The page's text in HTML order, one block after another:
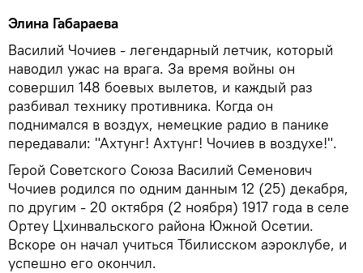
Элина Габараева
Василий Чочиев - легендарный летчик, который
наводил ужас на врага. За время войны он
совершил 148 боевых вылетов, и каждый раз
разбивал технику противника. Когда он
поднимался в воздух, немецкие радио в панике
передавали: "Ахтунг! Ахтунг! Чочиев в воздухе!".
Герой Советского Союза Василий Семенович
Чочиев родился по одним данным 12 (25) декабря,
по другим - 20 октября (2 ноября) 1917 года в селе
Ортеу Цхинвальского района Южной Осетии.
Вскоре он начал учиться Тбилисском аэроклубе, и
успешно его окончил.